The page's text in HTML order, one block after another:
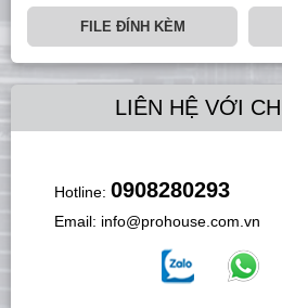
FILE ĐÍNH KÈM
LIÊN HỆ VỚI
Hotline: 0908280293
Email: info@prohouse.com.vn